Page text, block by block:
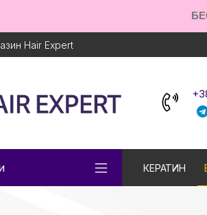
Hair Expert
КЕРАТИН